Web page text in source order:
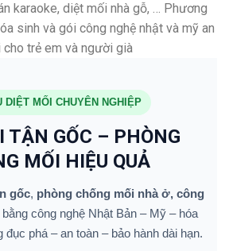
karaoke, diệt mối nhà gỗ, … Phương
sinh và gói công nghệ nhật và mỹ an
trẻ em và người già
DIỆT MỐI CHUYÊN NGHIỆP
TẬN GỐC – PHÒNG
MỐI HIỆU QUẢ
gốc, phòng chống mối nhà ở, công
công nghệ Nhật Bản – Mỹ – hóa
đục phá – an toàn – bảo hành dài hạn.